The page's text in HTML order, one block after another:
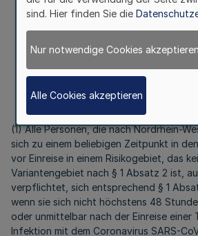
Einreisende aus anderen
(1) Alle Personen, die nach Nordrhein-
sich zu einem beliebigen Zeitpunkt in
vor Einreise in einem Risikogebiet, das
Variantengebiet nach § 1 Absatz 2 ist,
verpflichtet, sich entsprechend § 1
wenn sie sich nicht höchstens 48
oder unmittelbar nach der Einreise einer
Infektion mit dem Coronavirus SARS-
sind. Hier finden Sie die
Nur notwendige Cookies akzeptieren
Alle Cookies akzeptieren